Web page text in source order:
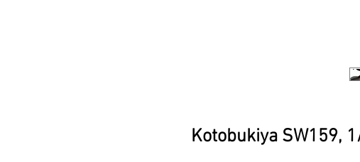
Kotobukiya SW159,